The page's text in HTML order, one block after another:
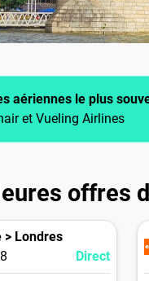
aériennes le plus
et Vueling Airlines
offres
> Londres
Direct